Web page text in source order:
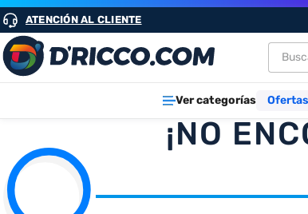
ATENCIÓN AL CLIENTE
Buscar
Ver categorías Ofertas
¡NO
1.
2.
4.